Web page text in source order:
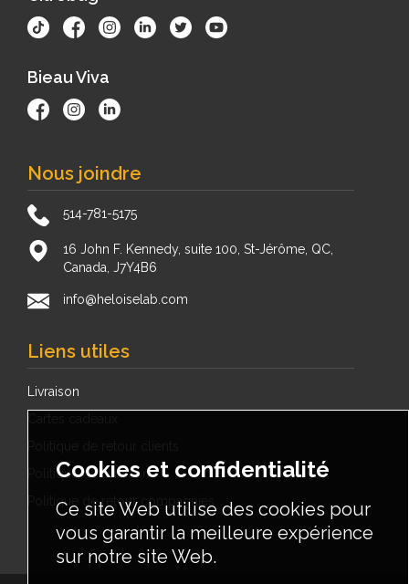
Bieau Viva
Nous joindre
514-781-5175
16 John F. Kennedy, suite 100, St-Jérôme, QC,
Canada, J7Y4B6
info@heloiselab.com
Liens utiles
Livraison
Politique de livraison
Politique de retour compagnies
Cookies et confidentialité
Ce site Web utilise des cookies pour
vous garantir la meilleure expérience
sur notre site Web.